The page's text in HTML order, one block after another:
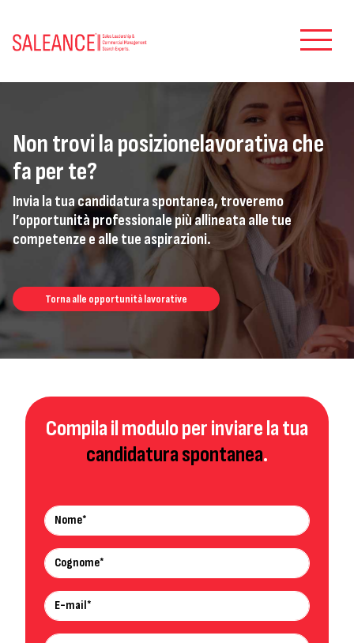
Non trovi la posizionelavorativa che
fa per te?
Invia la tua candidatura spontanea, troveremo
l’opportunità professionale più allineata alle tue
competenze e alle tue aspirazioni.
Torna alle opportunità lavorative
Compila il modulo per inviarela tua
candidatura spontanea.
Nome*
Cognome*
E-mail